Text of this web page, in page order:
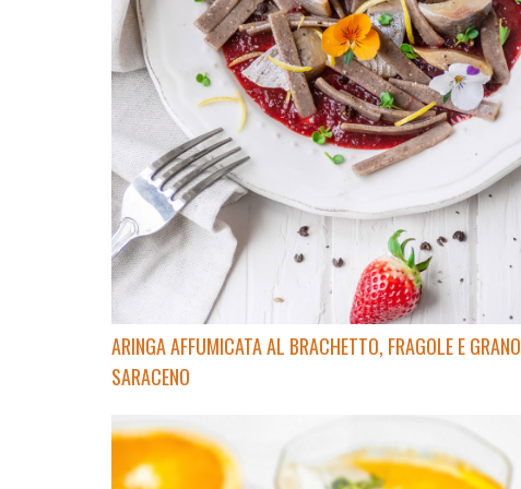
ARINGA AFFUMICATA AL BRACHETTO, FRAGOLE E GRANO
SARACENO